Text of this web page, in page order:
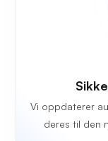
Vi oppdaterer
deres til den